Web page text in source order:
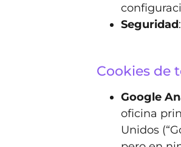
Seguridad
Cookies de
Google
oficina
Unidos